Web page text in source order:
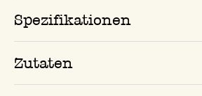
Spezifikationen
Zutaten